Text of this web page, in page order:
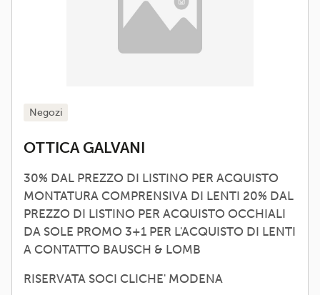
negozi
OTTICA GALVANI
30% DAL PREZZO DI LISTINO PER ACQUISTO
MONTATURA COMPRENSIVA DI LENTI 20% DAL
PREZZO DI LISTINO PER ACQUISTO OCCHIALI
DA SOLE PROMO 3+1 PER L'ACQUISTO DI LENTI
A CONTATTO BAUSCH & LOMB
RISERVATA SOCI CLICHE' MODENA